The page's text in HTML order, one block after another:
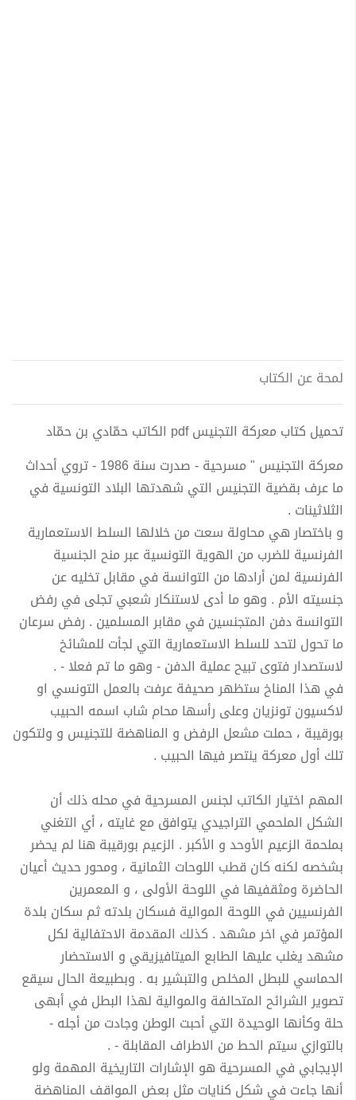
لمحة عن الكتاب
تحميل كتاب معركة التجنيس pdf الكاتب حمّادي بن حمّاد
معركة التجنيس " مسرحية - صدرت سنة 1986 - تروي أحداث
ما عرف بقضية التجنيس التي شهدتها البلاد التونسية في
الثلاثينات .
و باختصار هي محاولة سعت من خلالها السلط الاستعمارية
الفرنسية للضرب من الهوية التونسية عبر منح الجنسية
الفرنسية لمن أرادها من التوانسة في مقابل تخليه عن
جنسيته الأم . وهو ما أدى لاستنكار شعبي تجلى في رفض
التوانسة دفن المتجنسين في مقابر المسلمين . رفض سرعان
ما تحول لتحد للسلط الاستعمارية التي لجأت للمشائخ
لاستصدار فتوى تبيح عملية الدفن - وهو ما تم فعلا - .
في هذا المناخ ستظهر صحيفة عرفت بالعمل التونسي او
لاكسيون تونزيان وعلى رأسها محام شاب اسمه الحبيب
بورقيبة ، حملت مشعل الرفض و المناهضة للتجنيس و ولتكون
تلك أول معركة ينتصر فيها الحبيب .
المهم اختيار الكاتب لجنس المسرحية في محله ذلك أن
الشكل الملحمي التراجيدي يتوافق مع غايته ، أي التغني
بملحمة الزعيم الأوحد و الأكبر . الزعيم بورقيبة هنا لم يحضر
بشخصه لكنه كان قطب اللوحات الثمانية ، ومحور حديث أعيان
الحاضرة ومثقفيها في اللوحة الأولى ، و المعمرين
الفرنسيين في اللوحة الموالية فسكان بلدته ثم سكان بلدة
المؤتمر في اخر مشهد . كذلك المقدمة الاحتفالية لكل
مشهد يغلب عليها الطابع الميتافيزيقي و الاستحضار
الحماسي للبطل المخلص والتبشير به . وبطبيعة الحال سيقع
تصوير الشرائح المتحالفة والموالية لهذا البطل في أبهى
حلة وكأنها الوحيدة التي أحبت الوطن وجادت من أجله -
بالتوازي سيتم الحط من الاطراف المقابلة - .
الإيجابي في المسرحية هو الإشارات التاريخية المهمة ولو
أنها جاءت في شكل كنايات مثل بعض المواقف المناهضة